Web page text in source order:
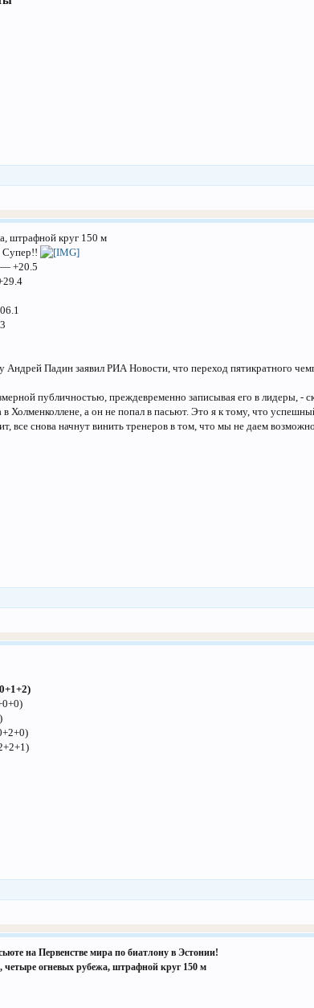
штрафной круг 150 м
Супер!!
— +20.5
Андрей Падин заявил РИА Новости, что переход пятикратного
публичностью, преждевременно записывая его в лидеры,
Холменколлене, а он не попал в пасьют. Это я к тому, что
все снова начнут винить тренеров в том, что мы не даем
на Первенстве мира по биатлону в Эстонии!
четыре огневых рубежа, штрафной круг 150 м